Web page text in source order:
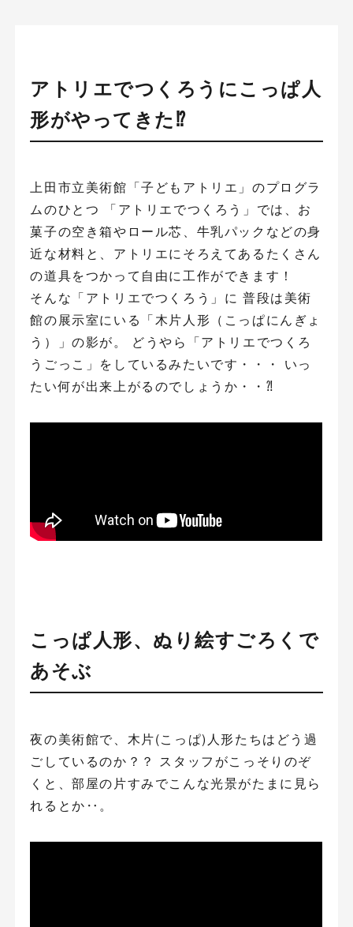
アトリエでつくろうにこっぱ人
形がやってきた⁉
上田市立美術館「子どもアトリエ」のプログラ
ムのひとつ 「アトリエでつくろう」では、お
菓子の空き箱やロール芯、牛乳パックなどの身
近な材料と、アトリエにそろえてあるたくさん
の道具をつかって自由に工作ができます！
そんな「アトリエでつくろう」に 普段は美術
館の展示室にいる「木片人形（こっぱにんぎょ
う）」の影が。 どうやら「アトリエでつくろ
うごっこ」をしているみたいです・・・ いっ
たい何が出来上がるのでしょうか・・⁈
こっぱ人形、ぬり絵すごろくで
あそぶ
夜の美術館で、木片(こっぱ)人形たちはどう過
ごしているのか？？ スタッフがこっそりのぞ
くと、部屋の片すみでこんな光景がたまに見ら
れるとか‥。